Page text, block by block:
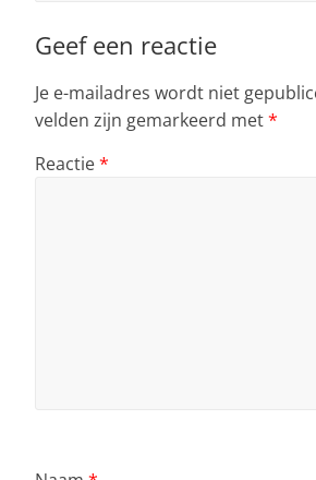
Geef een reactie
Je e-mailadres wordt niet
velden zijn gemarkeerd met*
Reactie*